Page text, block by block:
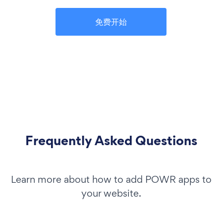
免费开始
Frequently Asked Questions
Learn more about how to add POWR apps to
your website.